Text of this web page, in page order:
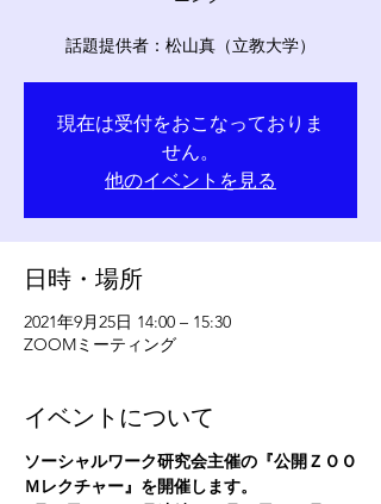
話題提供者：松山真（立教大学）
現在は受付をおこなっておりま
せん。
他のイベントを見る
日時・場所
2021年9月25日 14:00 – 15:30
ZOOMミーティング
イベントについて
ソーシャルワーク研究会主催の『公開ＺＯＯ
Ｍレクチャー』を開催します。